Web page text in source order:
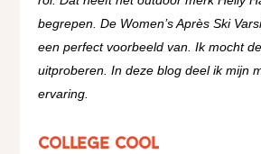
begrepen. De Women’s Après Ski
een perfect voorbeeld van. Ik mocht
uitproberen. In deze blog deel ik mijn
ervaring.
College cool